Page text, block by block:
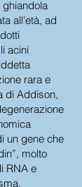
ghiandola
all’età, ad
acini
rara e
di Addison,
un gene che
molto
RNA e